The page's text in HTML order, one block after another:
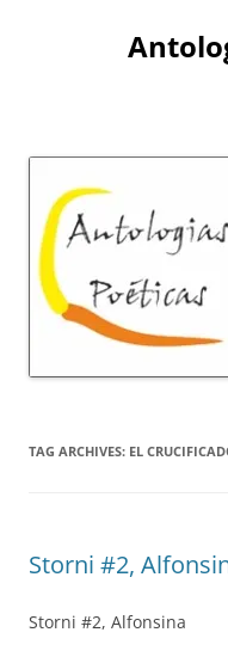
TAG ARCHIVES: EL
Storni #2,
Storni #2, Alfonsina